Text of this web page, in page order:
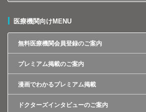
医療機関向けMENU
無料医療機関会員登録のご案内
プレミアム掲載のご案内
漫画でわかるプレミアム掲載
ドクターズインタビューのご案内